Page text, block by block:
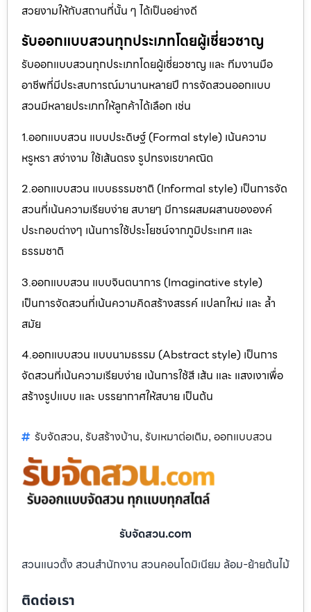
สวยงามให้กับสถานที่นั้น ๆ ได้เป็นอย่างดี
รับออกแบบสวนทุกประเภทโดยผู้เชี่ยวชาญ
รับออกแบบสวนทุกประเภทโดยผู้เชี่ยวชาญ และ ทีมงานมือ
อาชีพที่มีประสบการณ์มานานหลายปี การจัดสวนออกแบบ
สวนมีหลายประเภทให้ลูกค้าได้เลือก เช่น
1.ออกแบบสวน แบบประดิษฐ์ (Formal style) เน้นความ
หรูหรา สง่างาม ใช้เส้นตรง รูปทรงเรขาคณิต
2.ออกแบบสวน แบบธรรมชาติ (Informal style) เป็นการจัด
สวนที่เน้นความเรียบง่าย สบายๆ มีการผสมผสานขององค์
ประกอบต่างๆ เน้นการใช้ประโยชน์จากภูมิประเทศ และ
ธรรมชาติ
3.ออกแบบสวน แบบจินตนาการ (Imaginative style)
เป็นการจัดสวนที่เน้นความคิดสร้างสรรค์ แปลกใหม่ และ ล้ำ
สมัย
4.ออกแบบสวน แบบนามธรรม (Abstract style) เป็นการ
จัดสวนที่เน้นความเรียบง่าย เน้นการใช้สี เส้น และ แสงเงาเพื่อ
สร้างรูปแบบ และ บรรยากาศให้สบาย เป็นต้น
รับจัดสวน, รับสร้างบ้าน, รับเหมาต่อเติม, ออกแบบสวน
รับจัดสวน.com
สวนแนวตั้ง สวนสำนักงาน สวนคอนโดมิเนียม ล้อม-ย้ายต้นไม้
ติดต่อเรา